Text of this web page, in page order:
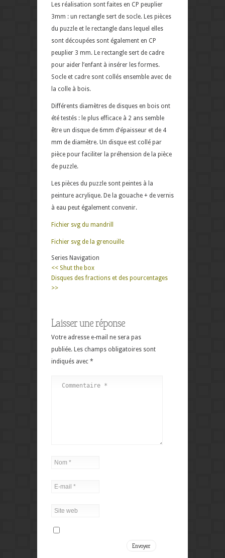
Les réalisation sont faites en CP peuplier
3mm : un rectangle sert de socle. Les pièces
du puzzle et le rectangle dans lequel elles
sont découpées sont également en CP
peuplier 3 mm. Le rectangle sert de cadre
pour aider l’enfant à insérer les formes.
Socle et cadre sont collés ensemble avec de
la colle à bois.
Différents diamètres de disques en bois ont
été testés : le plus efficace à 2 ans semble
être un disque de 6mm d’épaisseur et de 4
mm de diamètre. Un disque est collé par
pièce pour faciliter la préhension de la pièce
de puzzle.
Les pièces du puzzle sont peintes à la
peinture acrylique. De la gouache + de vernis
à eau peut également convenir.
Fichier svg du mandrill
Fichier svg de la grenouille
Series Navigation
<< Shut the box
Disques des fractions et des pourcentages
>>
Laisser une réponse
Votre adresse e-mail ne sera pas
publiée. Les champs obligatoires sont
indiqués avec *